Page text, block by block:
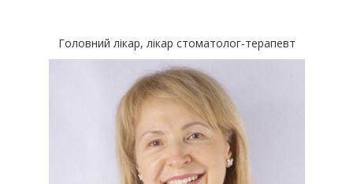
Головний лікар, лікар стоматолог-терапевт